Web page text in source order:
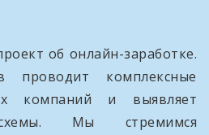
об онлайн-заработке.
проводит комплексные
компаний и выявляет
Мы стремимся